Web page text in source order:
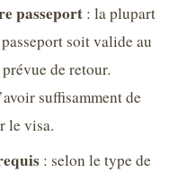
passeport : la plupart
soit valide au
de retour.
suffisamment de
le visa.
: selon le type de